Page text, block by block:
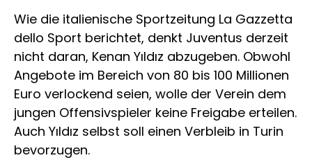
Wie die italienische Sportzeitung La Gazzetta
dello Sport berichtet, denkt Juventus derzeit
nicht daran, Kenan Yıldız abzugeben. Obwohl
Angebote im Bereich von 80 bis 100 Millionen
Euro verlockend seien, wolle der Verein dem
jungen Offensivspieler keine Freigabe erteilen.
Auch Yıldız selbst soll einen Verbleib in Turin
bevorzugen.